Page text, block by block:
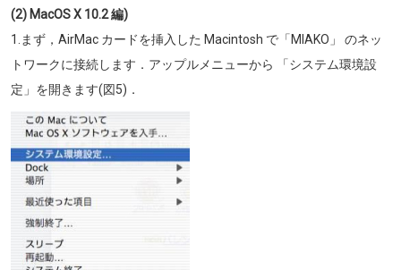
(2) MacOS X 10.2 編)
1.まず，AirMac カードを挿入した Macintosh で「MIAKO」 のネッ
トワークに接続します．アップルメニューから 「システム環境設
定」を開きます(図5)．
画像